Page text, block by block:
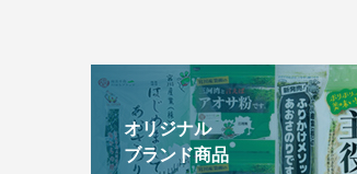
オリジナル
ブランド商品